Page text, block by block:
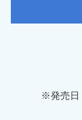
※発売日